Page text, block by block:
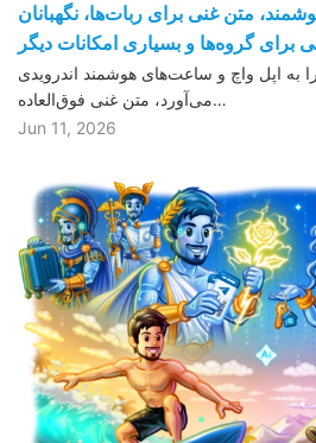
متن غنی برای ربات‌ها، نگهبانان
گروه‌ها و بسیاری امکانات دیگر
به اپل واچ و ساعت‌های هوشمند اندرویدی
می‌آورد، متن غنی فوق‌العاده…
Jun 11, 2026